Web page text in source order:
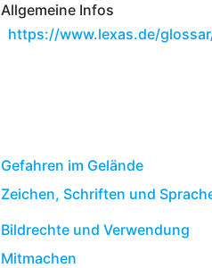
Allgemeine Infos
Gefahren im Gelände
Zeichen, Schriften und
Bildrechte und Verwendung
Mitmachen
https://www.lexas.de/